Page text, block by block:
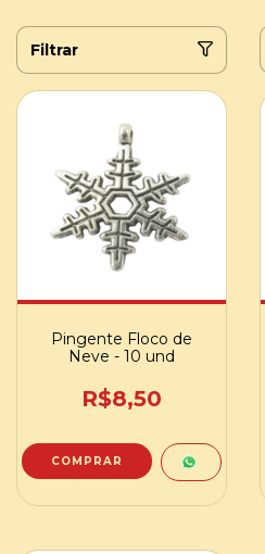
Filtrar
Pingente Floco de
Neve - 10 und
R$8,50